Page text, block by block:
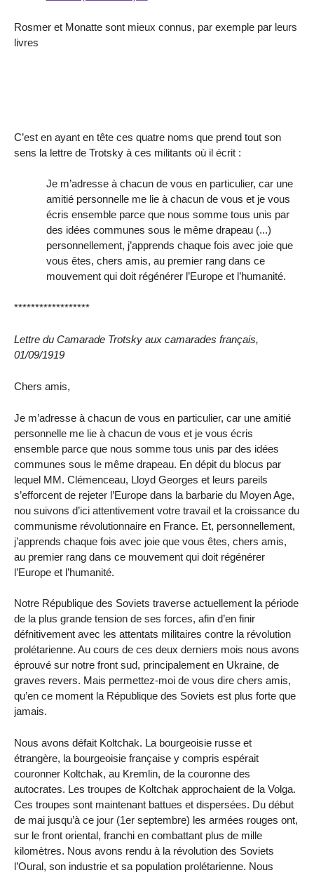
Rosmer et Monatte sont mieux connus, par exemple par leurs
livres
C’est en ayant en tête ces quatre noms que prend tout son
sens la lettre de Trotsky à ces militants où il écrit :
Je m’adresse à chacun de vous en particulier, car une
amitié personnelle me lie à chacun de vous et je vous
écris ensemble parce que nous somme tous unis par
des idées communes sous le même drapeau (...)
personnellement, j’apprends chaque fois avec joie que
vous êtes, chers amis, au premier rang dans ce
mouvement qui doit régénérer l’Europe et l’humanité.
******************
Lettre du Camarade Trotsky aux camarades français,
01/09/1919
Chers amis,
Je m’adresse à chacun de vous en particulier, car une amitié
personnelle me lie à chacun de vous et je vous écris
ensemble parce que nous somme tous unis par des idées
communes sous le même drapeau. En dépit du blocus par
lequel MM. Clémenceau, Lloyd Georges et leurs pareils
s’efforcent de rejeter l’Europe dans la barbarie du Moyen Age,
nou suivons d’ici attentivement votre travail et la croissance du
communisme révolutionnaire en France. Et, personnellement,
j’apprends chaque fois avec joie que vous êtes, chers amis,
au premier rang dans ce mouvement qui doit régénérer
l’Europe et l’humanité.
Notre République des Soviets traverse actuellement la période
de la plus grande tension de ses forces, afin d’en finir
défnitivement avec les attentats militaires contre la révolution
prolétarienne. Au cours de ces deux derniers mois nous avons
éprouvé sur notre front sud, principalement en Ukraine, de
graves revers. Mais permettez-moi de vous dire chers amis,
qu’en ce moment la République des Soviets est plus forte que
jamais.
Nous avons défait Koltchak. La bourgeoisie russe et
étrangère, la bourgeoisie française y compris espérait
couronner Koltchak, au Kremlin, de la couronne des
autocrates. Les troupes de Koltchak approchaient de la Volga.
Ces troupes sont maintenant battues et dispersées. Du début
de mai jusqu’à ce jour (1er septembre) les armées rouges ont,
sur le front oriental, franchi en combattant plus de mille
kilomètres. Nous avons rendu à la révolution des Soviets
l’Oural, son industrie et sa population prolétarienne. Nous